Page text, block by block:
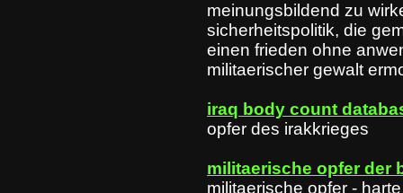
meinungsbildend zu
sicherheitspolitik, die
einen frieden ohne
militaerischer gewalt
iraq body count
opfer des irakkrieges
militaerische opfer der
militaerische opfer -